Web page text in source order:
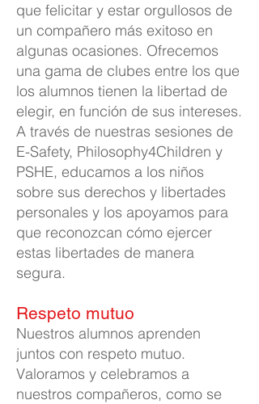
que felicitar y estar orgullosos de
un compañero más exitoso en
algunas ocasiones. Ofrecemos
una gama de clubes entre los que
los alumnos tienen la libertad de
elegir, en función de sus intereses.
A través de nuestras sesiones de
E-Safety, Philosophy4Children y
PSHE, educamos a los niños
sobre sus derechos y libertades
personales y los apoyamos para
que reconozcan cómo ejercer
estas libertades de manera
segura.
Respeto mutuo
Nuestros alumnos aprenden
juntos con respeto mutuo.
Valoramos y celebramos a
nuestros compañeros, como se